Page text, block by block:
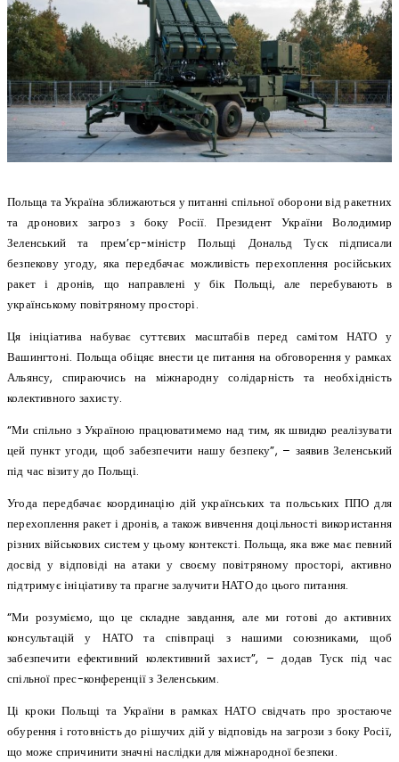
Польща та Україна зближаються у питанні спільної оборони від ракетних
та дронових загроз з боку Росії. Президент України Володимир
Зеленський та прем’єр-міністр Польщі Дональд Туск підписали
безпекову угоду, яка передбачає можливість перехоплення російських
ракет і дронів, що направлені у бік Польщі, але перебувають в
українському повітряному просторі.
Ця ініціатива набуває суттєвих масштабів перед самітом НАТО у
Вашингтоні. Польща обіцяє внести це питання на обговорення у рамках
Альянсу, спираючись на міжнародну солідарність та необхідність
колективного захисту.
“Ми спільно з Україною працюватимемо над тим, як швидко реалізувати
цей пункт угоди, щоб забезпечити нашу безпеку”, – заявив Зеленський
під час візиту до Польщі.
Угода передбачає координацію дій українських та польських ППО для
перехоплення ракет і дронів, а також вивчення доцільності використання
різних військових систем у цьому контексті. Польща, яка вже має певний
досвід у відповіді на атаки у своєму повітряному просторі, активно
підтримує ініціативу та прагне залучити НАТО до цього питання.
“Ми розуміємо, що це складне завдання, але ми готові до активних
консультацій у НАТО та співпраці з нашими союзниками, щоб
забезпечити ефективний колективний захист”, – додав Туск під час
спільної прес-конференції з Зеленським.
Ці кроки Польщі та України в рамках НАТО свідчать про зростаюче
обурення і готовність до рішучих дій у відповідь на загрози з боку Росії,
що може спричинити значні наслідки для міжнародної безпеки.